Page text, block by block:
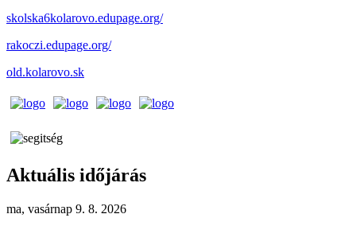
skolska6kolarovo.edupage.org/
rakoczi.edupage.org/
old.kolarovo.sk
Aktuális időjárás
ma, vasárnap 9. 8. 2026